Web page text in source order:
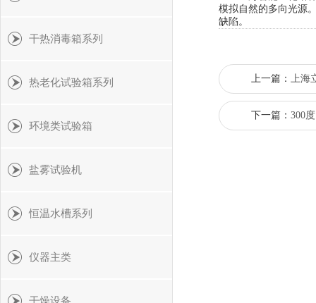
模拟自然的多向光源
缺陷。
上一篇： 上海
下一篇： 300
干热消毒箱系列
热老化试验箱系列
环境类试验箱
盐雾试验机
恒温水槽系列
仪器主类